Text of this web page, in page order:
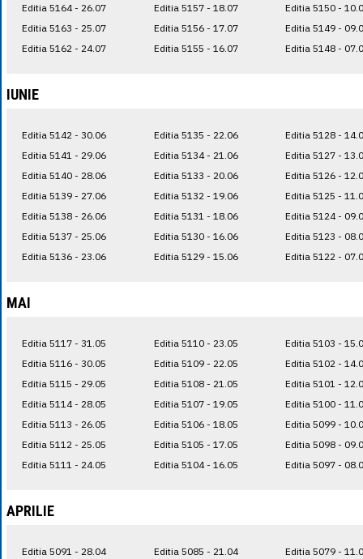
Editia 5164 - 26.07
Editia 5163 - 25.07
Editia 5162 - 24.07
Editia 5157 - 18.07
Editia 5156 - 17.07
Editia 5155 - 16.07
Editia 5150 -
Editia 5149 -
Editia 5148 -
IUNIE
Editia 5142 - 30.06
Editia 5141 - 29.06
Editia 5140 - 28.06
Editia 5139 - 27.06
Editia 5138 - 26.06
Editia 5137 - 25.06
Editia 5136 - 23.06
Editia 5135 - 22.06
Editia 5134 - 21.06
Editia 5133 - 20.06
Editia 5132 - 19.06
Editia 5131 - 18.06
Editia 5130 - 16.06
Editia 5129 - 15.06
Editia 5128 -
Editia 5127 -
Editia 5126 -
Editia 5125 -
Editia 5124 -
Editia 5123 -
Editia 5122 -
MAI
Editia 5117 - 31.05
Editia 5116 - 30.05
Editia 5115 - 29.05
Editia 5114 - 28.05
Editia 5113 - 26.05
Editia 5112 - 25.05
Editia 5111 - 24.05
Editia 5110 - 23.05
Editia 5109 - 22.05
Editia 5108 - 21.05
Editia 5107 - 19.05
Editia 5106 - 18.05
Editia 5105 - 17.05
Editia 5104 - 16.05
Editia 5103 -
Editia 5102 -
Editia 5101 -
Editia 5100 -
Editia 5099 -
Editia 5098 -
Editia 5097 -
APRILIE
Editia 5091 - 28.04 Editia 5085 - 21.04 Editia 5079 -